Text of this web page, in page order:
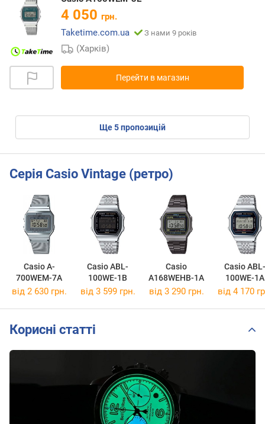
4 050 грн.
Taketime.com.ua
З нами 9 років
(Харків)
Перейти в магазин
ще5пропозицій
Серія Casio Vintage (ретро)
Casio A-
700WEM-7A
Casio ABL-
100WE-1B
Casio
A168WEHB-1A
Casio ABL-
100WE-1A
від 2 630 грн. від 3 599 грн. від 3 290 грн. від 4 170
Корисні статті